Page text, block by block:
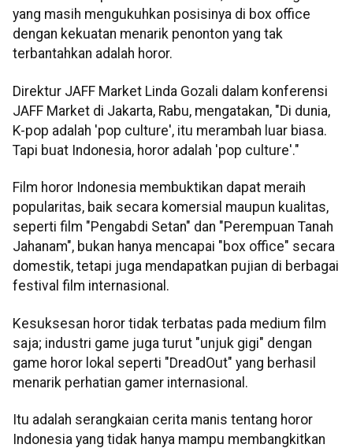
yang masih mengukuhkan posisinya di box office
dengan kekuatan menarik penonton yang tak
terbantahkan adalah horor.
Direktur JAFF Market Linda Gozali dalam konferensi
JAFF Market di Jakarta, Rabu, mengatakan, "Di dunia,
K-pop adalah 'pop culture', itu merambah luar biasa.
Tapi buat Indonesia, horor adalah 'pop culture'."
Film horor Indonesia membuktikan dapat meraih
popularitas, baik secara komersial maupun kualitas,
seperti film "Pengabdi Setan" dan "Perempuan Tanah
Jahanam", bukan hanya mencapai "box office" secara
domestik, tetapi juga mendapatkan pujian di berbagai
festival film internasional.
Kesuksesan horor tidak terbatas pada medium film
saja; industri game juga turut "unjuk gigi" dengan
game horor lokal seperti "DreadOut" yang berhasil
menarik perhatian gamer internasional.
Itu adalah serangkaian cerita manis tentang horor
Indonesia yang tidak hanya mampu membangkitkan